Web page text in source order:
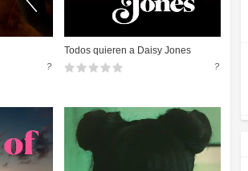
?
Todos quieren a Daisy Jones
?